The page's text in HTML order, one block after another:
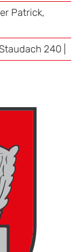
Patrick,
240 |